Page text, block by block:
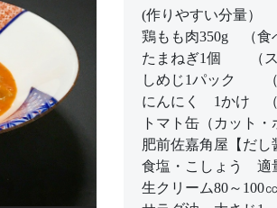
(作りやすい分量）
鶏もも肉350g （食
たまねぎ1個 （ス
しめじ1パック （
にんにく 1かけ （
トマト缶（カット・
肥前佐嘉角屋【だし
食塩・こしょう 適
生クリーム80～100㏄